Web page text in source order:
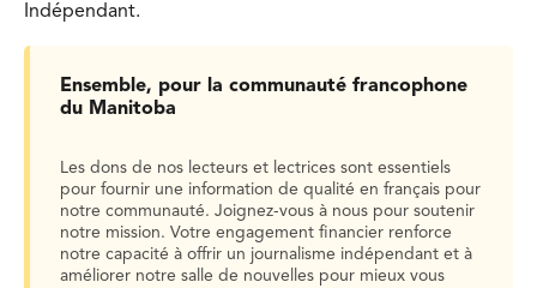
Indépendant.
Ensemble, pour la communauté francophone
du Manitoba
Les dons de nos lecteurs et lectrices sont essentiels
pour fournir une information de qualité en français pour
notre communauté. Joignez-vous à nous pour soutenir
notre mission. Votre engagement financier renforce
notre capacité à offrir un journalisme indépendant et à
améliorer notre salle de nouvelles pour mieux vous